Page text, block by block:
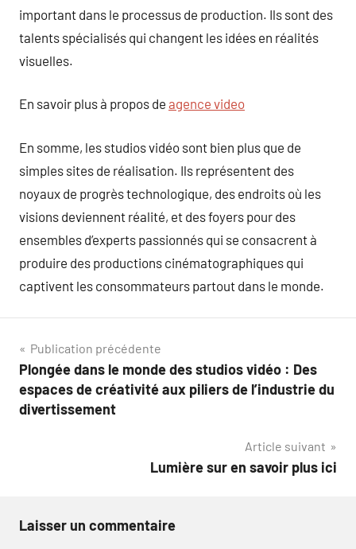
important dans le processus de production. Ils sont des
talents spécialisés qui changent les idées en réalités
visuelles.
En savoir plus à propos de agence video
En somme, les studios vidéo sont bien plus que de
simples sites de réalisation. Ils représentent des
noyaux de progrès technologique, des endroits où les
visions deviennent réalité, et des foyers pour des
ensembles d’experts passionnés qui se consacrent à
produire des productions cinématographiques qui
captivent les consommateurs partout dans le monde.
Navigation
de
l’article
Publication précédente
Plongée dans le monde des studios vidéo : Des
espaces de créativité aux piliers de l’industrie du
divertissement
Article suivant
Lumière sur en savoir plus ici
Laisser un commentaire